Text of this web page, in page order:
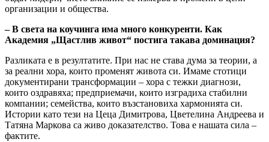
организации и общества.
– В света на коучинга има много конкуренти. Как
Академия „Щастлив живот“ постига такава доминация?
Разликата е в резултатите. При нас не става дума за теории, а
за реални хора, които променят живота си. Имаме стотици
документирани трансформации – хора с тежки диагнози,
които оздравяха; предприемачи, които изградиха стабилни
компании; семейства, които възстановиха хармонията си.
Истории като тези на Цеца Димитрова, Цветелина Андреева и
Татяна Маркова са живо доказателство. Това е нашата сила –
фактите.